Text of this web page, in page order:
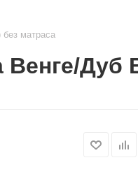
без матраса
Венге/